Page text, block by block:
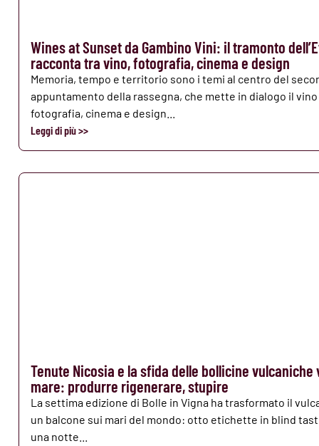
Wines at Sunset da Gambino Vini: il tramonto
racconta tra vino, fotografia, cinema e design
Memoria, tempo e territorio sono i temi al centro del
appuntamento della rassegna, che mette in dialogo il
fotografia, cinema e design...
Leggi di più >>
Tenute Nicosia e la sfida delle bollicine vulcaniche
mare: produrre rigenerare, stupire
La settima edizione di Bolle in Vigna ha trasformato il
un balcone sui mari del mondo: otto etichette in blind
una notte...